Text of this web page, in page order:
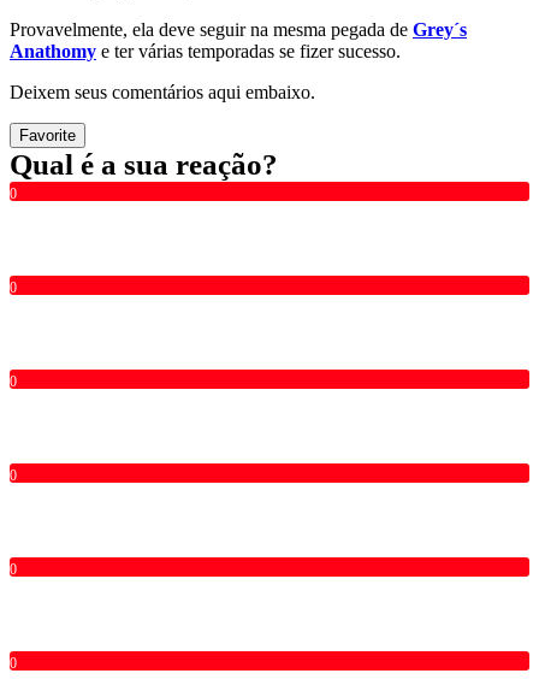
Provavelmente, ela deve seguir na mesma pegada de Grey´s
Anathomy e ter várias temporadas se fizer sucesso.
Deixem seus comentários aqui embaixo.
Favorite
Qual é a sua reação?
0
0
0
0
0
0